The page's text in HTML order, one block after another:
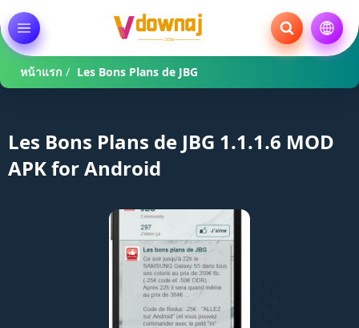
หน้าแรก / Les Bons Plans de JBG
Les Bons Plans de JBG 1.1.1.6 MOD
APK for Android